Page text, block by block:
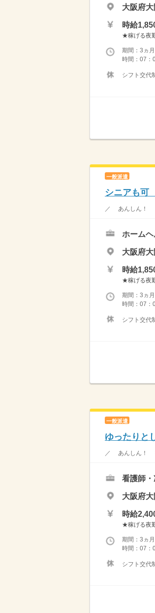
大阪府
時給
★稼げる夜
期間：3
時間：07
シフト交代
一般派遣
シニアも可
／ あんしん！ サ
ホームヘ
大阪府
時給
★稼げる夜
期間：3
時間：07：
シフト交代
一般派遣
ゆったりと
／ あんしん！ 医
看護師
大阪府
時給
★稼げる夜
期間：3
時間：07
シフト交代